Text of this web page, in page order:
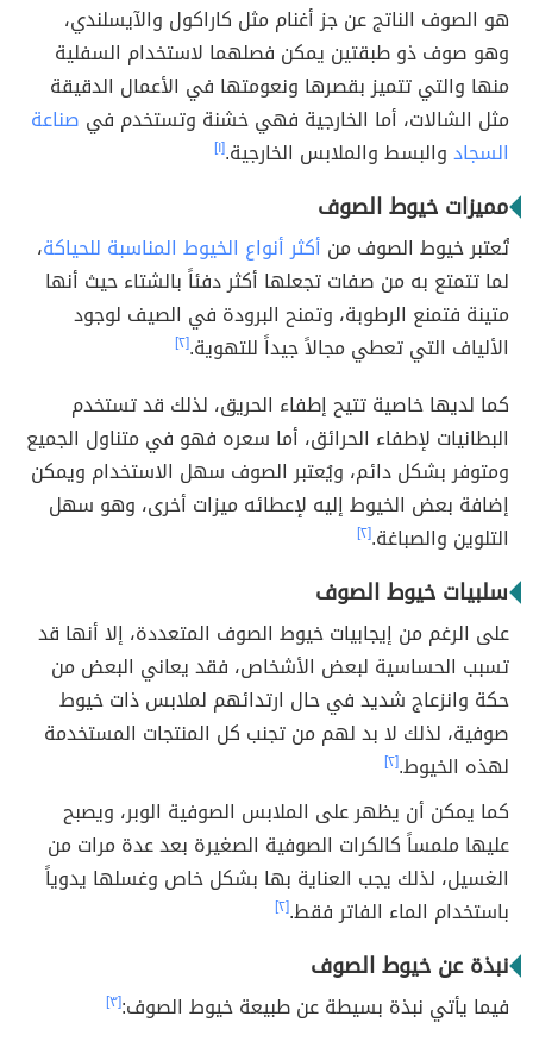
هو الصوف الناتج عن جز أغنام مثل كاراكول والآيسلندي،
وهو صوف ذو طبقتين يمكن فصلهما لاستخدام السفلية
منها والتي تتميز بقصرها ونعومتها في الأعمال الدقيقة
مثل الشالات، أما الخارجية فهي خشنة وتستخدم في صناعة
السجادوالبسط والملابس الخارجية.[١]
مميزات خيوط الصوف
تُعتبر خيوط الصوف من أكثر أنواع الخيوط المناسبة للحياكة،
لما تتمتع به من صفات تجعلها أكثر دفئاً بالشتاء حيث أنها
متينة فتمنع الرطوبة، وتمنح البرودة في الصيف لوجود
الألياف التي تعطي مجالاً جيداً للتهوية.[٢]
كما لديها خاصية تتيح إطفاء الحريق، لذلك قد تستخدم
البطانيات لإطفاء الحرائق، أما سعره فهو في متناول الجميع
ومتوفر بشكل دائم، ويُعتبر الصوف سهل الاستخدام ويمكن
إضافة بعض الخيوط إليه لإعطائه ميزات أخرى، وهو سهل
التلوين والصباغة.[٢]
سلبيات خيوط الصوف
على الرغم من إيجابيات خيوط الصوف المتعددة، إلا أنها قد
تسبب الحساسية لبعض الأشخاص، فقد يعاني البعض من
حكة وانزعاج شديد في حال ارتدائهم لملابس ذات خيوط
صوفية، لذلك لا بد لهم من تجنب كل المنتجات المستخدمة
لهذه الخيوط.[٢]
كما يمكن أن يظهر على الملابس الصوفية الوبر، ويصبح
عليها ملمساً كالكرات الصوفية الصغيرة بعد عدة مرات من
الغسيل، لذلك يجب العناية بها بشكل خاص وغسلها يدوياً
باستخدام الماء الفاتر فقط.[٢]
نبذة عن خيوط الصوف
فيما يأتي نبذة بسيطة عن طبيعة خيوط الصوف:[٣]